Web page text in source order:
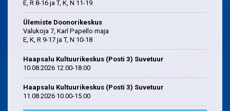
E, R 8-16 ja T, K, N 11-19
Ülemiste Doonorikeskus
Valukoja 7, Karl Papello maja
E, K, R 9-17 ja T, N 10-18
Haapsalu Kultuurikeskus (Posti 3) Suvetuur
10.08.2026 12.00-18.00
Haapsalu Kultuurikeskus (Posti 3) Suvetuur
11.08.2026 10.00-15.00